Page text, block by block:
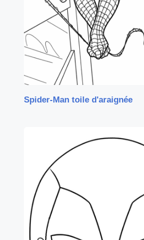
Spider-Man toile d'araignée